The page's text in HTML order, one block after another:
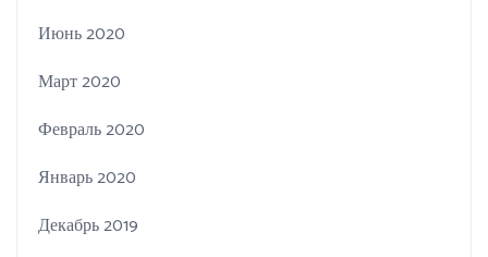
Июнь 2020
Март 2020
Февраль 2020
Январь 2020
Декабрь 2019